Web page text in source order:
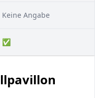
Keine Angabe
✅